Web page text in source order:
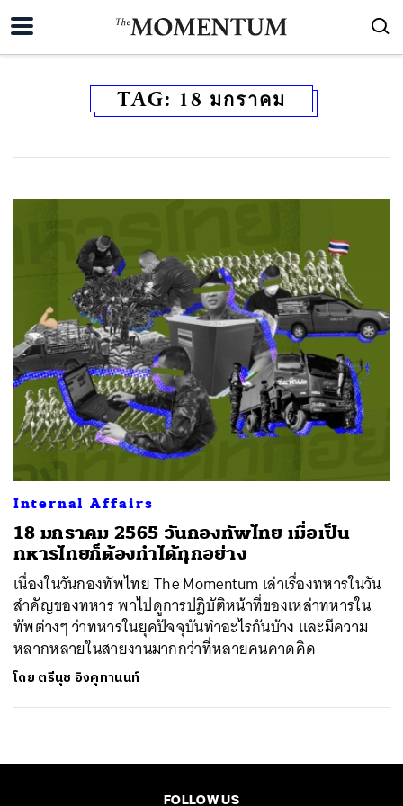
TAG: 18 มกราคม
Internal Affairs
18 มกราคม 2565 วันกองทัพไทย เมื่อเป็น
ทหารไทยก็ต้องทำได้ทุกอย่าง
เนื่องในวันกองทัพไทย The Momentum เล่าเรื่องทหารในวัน
สำคัญของทหาร พาไปดูการปฏิบัติหน้าที่ของเหล่าทหารใน
ทัพต่างๆ ว่าทหารในยุคปัจจุบันทำอะไรกันบ้าง และมีความ
หลากหลายในสายงานมากกว่าที่หลายคนคาดคิด
โดย ตรีนุช อิงคุทานนท์
FOLLOW US
ค้นหา